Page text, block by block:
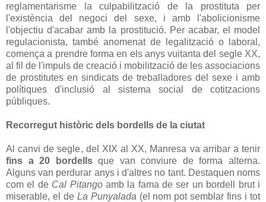
reglamentarisme la culpabilització de la prostituta per
l'existència del negoci del sexe, i amb l'abolicionisme
l'objectiu d'acabar amb la prostitució. Per acabar, el model
regulacionista, també anomenat de legalització o laboral,
comença a prendre forma en els anys vuitanta del segle XX,
al fil de l'impuls de creació i mobilització de les associacions
de prostitutes en sindicats de treballadores del sexe i amb
polítiques d'inclusió al sistema social de cotitzacions
públiques.
Recorregut històric dels bordells de la ciutat
Al canvi de segle, del XIX al XX, Manresa va arribar a tenir
fins a 20 bordellsque van conviure de forma alterna.
Alguns van perdurar anys i d'altres no tant. Destaquen noms
com el de Cal Pitangoamb la fama de ser un bordell brut i
miserable, el de La Punyalada (el nom pot semblar fins i tot